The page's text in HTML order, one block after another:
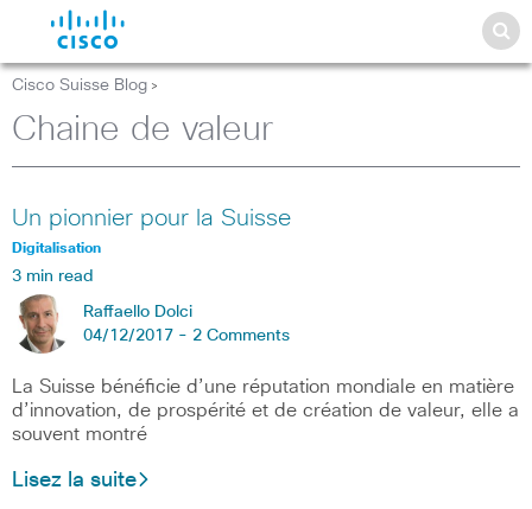
Cisco Suisse Blog >
Chaine de valeur
Un pionnier pour la Suisse
Digitalisation
3 min read
Raffaello Dolci
04/12/2017 - 2 Comments
La Suisse bénéficie d’une réputation mondiale en matière
d’innovation, de prospérité et de création de valeur, elle a
souvent montré
Lisez la suite